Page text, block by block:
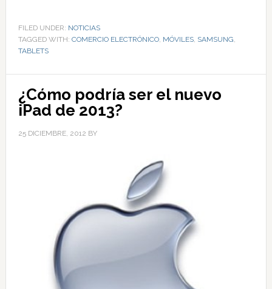
FILED UNDER: NOTICIAS
TAGGED WITH: COMERCIO ELECTRÓNICO, MÓVILES, SAMSUNG,
TABLETS
¿Cómo podría ser el nuevo
iPad de 2013?
25 DICIEMBRE, 2012 BY